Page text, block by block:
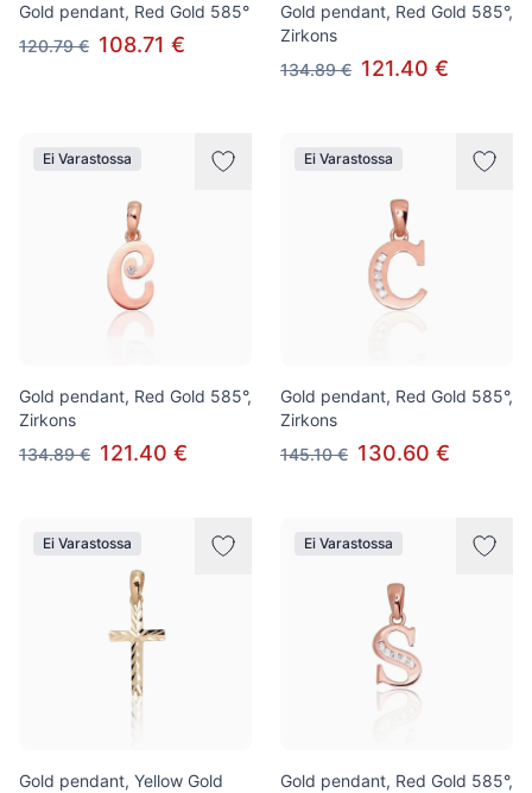
Gold pendant, Red Gold 585°
120.79 € 108.71 €
Gold pendant, Red Gold 585°,
Zirkons
134.89 € 121.40 €
Ei Varastossa
Gold pendant, Red Gold 585°,
Zirkons
134.89 € 121.40 €
Ei Varastossa
Gold pendant, Red Gold 585°,
Zirkons
145.10 € 130.60 €
Ei Varastossa
Gold pendant, Yellow Gold
Ei Varastossa
Gold pendant, Red Gold 585°,